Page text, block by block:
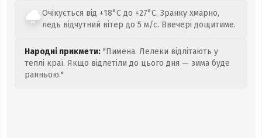
Очікується від +18°C до +27°C. Зранку хмарно,
ледь відчутний вітер до 5 м/с. Ввечері дощитиме.
Народні прикмети: "Пимена. Лелеки відлітають у
теплі краї. Якщо відлетіли до цього дня — зима буде
ранньою."